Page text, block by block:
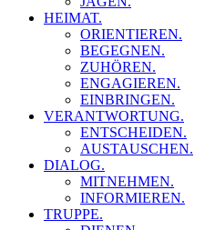
HEIMAT.
ORIENTIEREN.
BEGEGNEN.
ZUHÖREN.
ENGAGIEREN.
EINBRINGEN.
VERANTWORTUNG.
ENTSCHEIDEN.
AUSTAUSCHEN.
DIALOG.
MITNEHMEN.
INFORMIEREN.
TRUPPE.